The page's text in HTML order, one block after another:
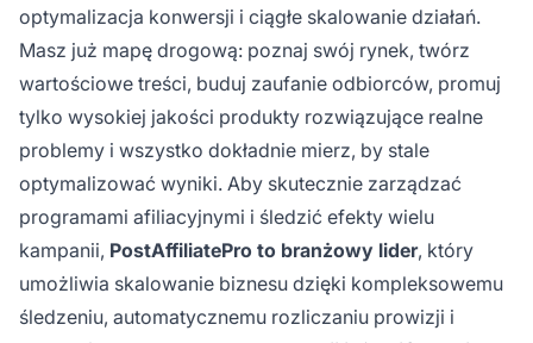
optymalizacja konwersji i ciągłe skalowanie działań.
Masz już mapę drogową: poznaj swój rynek, twórz
wartościowe treści, buduj zaufanie odbiorców, promuj
tylko wysokiej jakości produkty rozwiązujące realne
problemy i wszystko dokładnie mierz, by stale
optymalizować wyniki. Aby skutecznie zarządzać
programami afiliacyjnymi i śledzić efekty wielu
kampanii, PostAffiliatePro to branżowy lider, który
umożliwia skalowanie biznesu dzięki kompleksowemu
śledzeniu, automatycznemu rozliczaniu prowizji i